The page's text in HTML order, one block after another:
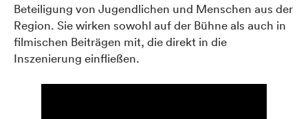
Beteiligung von Jugendlichen und Menschen aus der
Region. Sie wirken sowohl auf der Bühne als auch in
filmischen Beiträgen mit, die direkt in die
Inszenierung einfließen.